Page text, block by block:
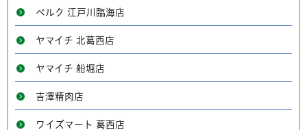
ベルク 江戸川臨海店
ヤマイチ 北葛西店
ヤマイチ 船堀店
吉澤精肉店
ワイズマート 葛西店